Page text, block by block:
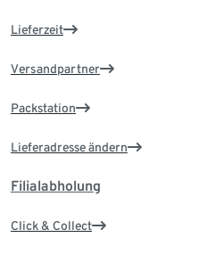
Lieferzeit
Versandpartner
Packstation
Lieferadresse ändern
Filialabholung
Click & Collect